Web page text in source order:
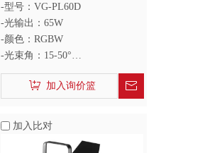
菲涅尔灯
-型号：VG-PL60D
-光输出：65W
-颜色：RGBW
-光束角：15-50°
-显色指数：90+
加入询价篮
加入比对